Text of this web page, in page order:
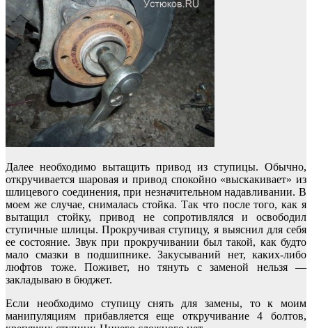
Далее необходимо вытащить привод из ступицы. Обычно,
откручивается шаровая и привод спокойно «выскакивает» из
шлицевого соединения, при незначительном надавливании. В
моем же случае, снималась стойка. Так что после того, как я
вытащил стойку, привод не сопротивлялся и освободил
ступичные шлицы. Прокручивая ступицу, я выяснил для себя
ее состояние. Звук при прокручивании был такой, как будто
мало смазки в подшипнике. Закусываний нет, каких-либо
люфтов тоже. Поживет, но тянуть с заменой нельзя —
закладываю в бюджет.
Если необходимо ступицу снять для замены, то к моим
манипуляциям прибавляется еще откручивание 4 болтов,